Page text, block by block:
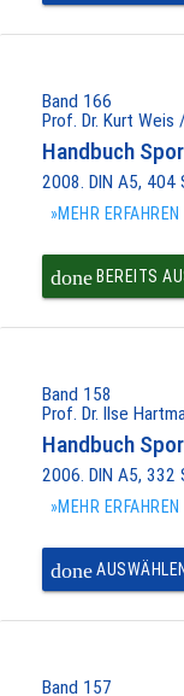
Band 166
Prof. Dr. Kurt
Handbuch
2008. DIN A5, 404
»MEHR ERFAHREN
doneBEREITS
Band 158
Prof. Dr. Ilse
Handbuch
2006. DIN A5, 332
»MEHR ERFAHREN
doneAUSWÄHLEN
Band 157